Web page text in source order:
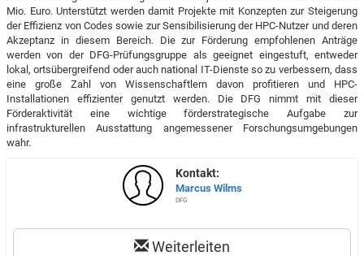
Mio. Euro. Unterstützt werden damit Projekte mit Konzepten zur Steigerung
der Effizienz von Codes sowie zur Sensibilisierung der HPC-Nutzer und deren
Akzeptanz in diesem Bereich. Die zur Förderung empfohlenen Anträge
werden von der DFG-Prüfungsgruppe als geeignet eingestuft, entweder
lokal, ortsübergreifend oder auch national IT-Dienste so zu verbessern, dass
eine große Zahl von Wissenschaftlern davon profitieren und HPC-
Installationen effizienter genutzt werden. Die DFG nimmt mit dieser
Förderaktivität eine wichtige förderstrategische Aufgabe zur
infrastrukturellen Ausstattung angemessener Forschungsumgebungen
wahr.
Kontakt:
Marcus Wilms
DFG
Weiterleiten